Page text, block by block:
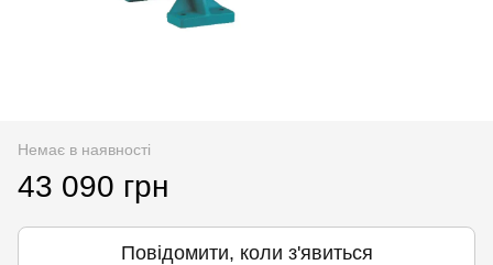
Немає в наявності
43 090 грн
Повідомити, коли з'явиться